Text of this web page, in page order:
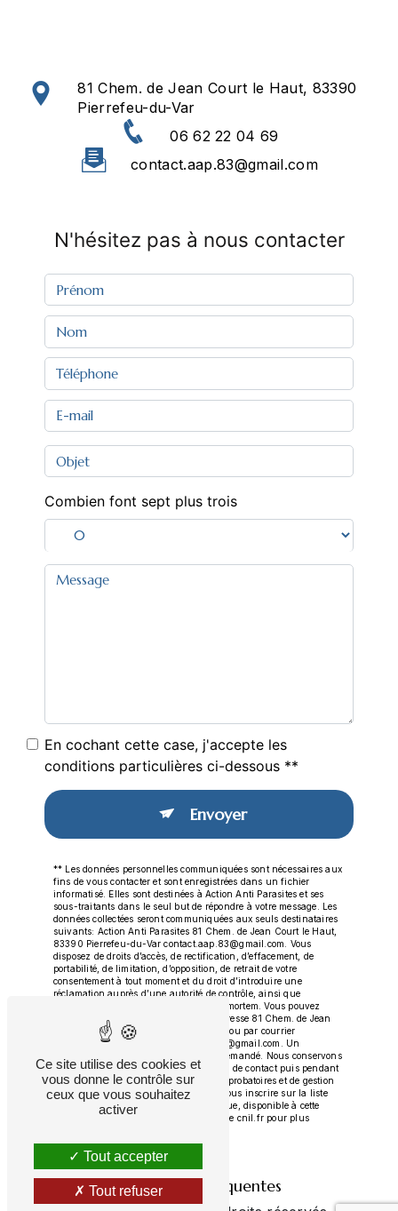
81 Chem. de Jean Court le Haut, 83390
Pierrefeu-du-Var
06 62 22 04 69
contact.aap.83@gmail.com
N'hésitez pas à nous contacter
Combien font sept plus trois
En cochant cette case, j'accepte les
conditions particulières ci-dessous **
Envoyer
** Les données personnelles communiquées sont nécessaires aux
fins de vous contacter et sont enregistrées dans un fichier
informatisé. Elles sont destinées à Action Anti Parasites et ses
sous-traitants dans le seul but de répondre à votre message. Les
données collectées seront communiquées aux seuls destinataires
suivants: Action Anti Parasites 81 Chem. de Jean Court le Haut,
83390 Pierrefeu-du-Var contact.aap.83@gmail.com. Vous
disposez de droits d’accès, de rectification, d’effacement, de
portabilité, de limitation, d’opposition, de retrait de votre
consentement à tout moment et du droit d’introduire une
réclamation auprès d’une autorité de contrôle, ainsi que
d’organiser le sort de vos données post-mortem. Vous pouvez
exercer ces droits par voie postale à l'adresse 81 Chem. de Jean
Court le Haut, 83390 Pierrefeu-du-Var ou par courrier
électronique à l'adresse contact.aap.83@gmail.com. Un
justificatif d'identité pourra vous être demandé. Nous conservons
vos données pendant la période de prise de contact puis pendant
la durée de prescription légale aux fins probatoires et de gestion
des contentieux. Vous avez le droit de vous inscrire sur la liste
d'opposition au démarchage téléphonique, disponible à cette
Bloctel.gouv.fr
. Consultez le site cnil.fr pour plus
Recherches fréquentes
Ce site utilise des cookies et
vous donne le contrôle sur
ceux que vous souhaitez
activer
Tout accepter
Tout refuser